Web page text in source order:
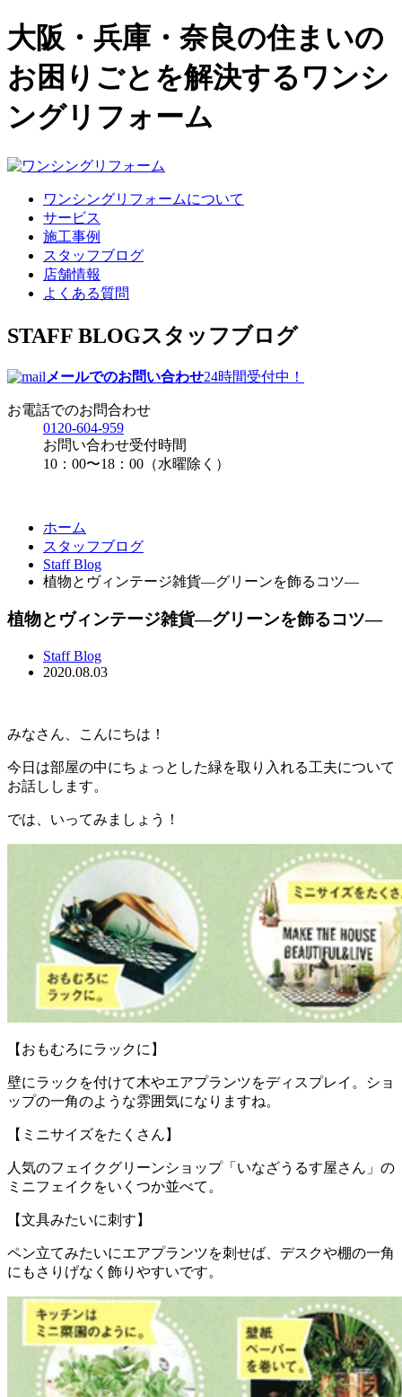
大阪・兵庫・奈良の住まいの
お困りごとを解決するワンシ
ングリフォーム
ワンシングリフォームについて
サービス
施工事例
スタッフブログ
店舗情報
よくある質問
STAFF BLOGスタッフブログ
メールでのお問い合わせ24時間受付中！
お電話でのお問合わせ
0120-604-959
お問い合わせ受付時間
10：00〜18：00（水曜除く）
ホーム
スタッフブログ
Staff Blog
植物とヴィンテージ雑貨—グリーンを飾るコツ—
植物とヴィンテージ雑貨—グリーンを飾るコツ—
Staff Blog
2020.08.03
みなさん、こんにちは！
今日は部屋の中にちょっとした緑を取り入れる工夫について
お話しします。
では、いってみましょう！
【おもむろにラックに】
壁にラックを付けて木やエアプランツをディスプレイ。ショ
ップの一角のような雰囲気になりますね。
【ミニサイズをたくさん】
人気のフェイクグリーンショップ「いなざうるす屋さん」の
ミニフェイクをいくつか並べて。
【文具みたいに刺す】
ペン立てみたいにエアプランツを刺せば、デスクや棚の一角
にもさりげなく飾りやすいです。